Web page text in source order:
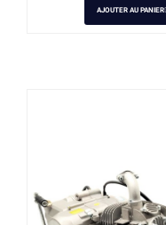
AJOUTER AU PANIER